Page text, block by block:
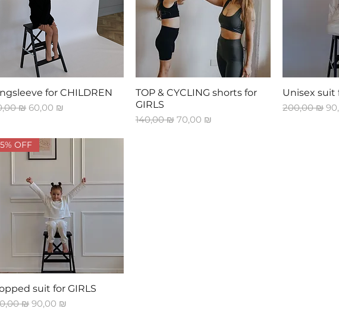
Быстрый просмотр
for CHILDREN
цена
₪ Цена со скидкой
60,00 ₪
Быстрый просмотр
TOP & CYCLING shorts for
GIRLS
Обычная цена
140,00 ₪ Цена со скидкой
70,00 ₪
Unisex suit
Обычная
200,00 ₪
Быстрый просмотр
OFF
suit for GIRLS
цена
₪ Цена со скидкой
90,00 ₪